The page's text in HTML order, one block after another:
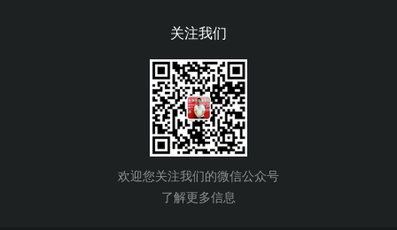
关注我们
欢迎您关注我们的微信公众号
了解更多信息